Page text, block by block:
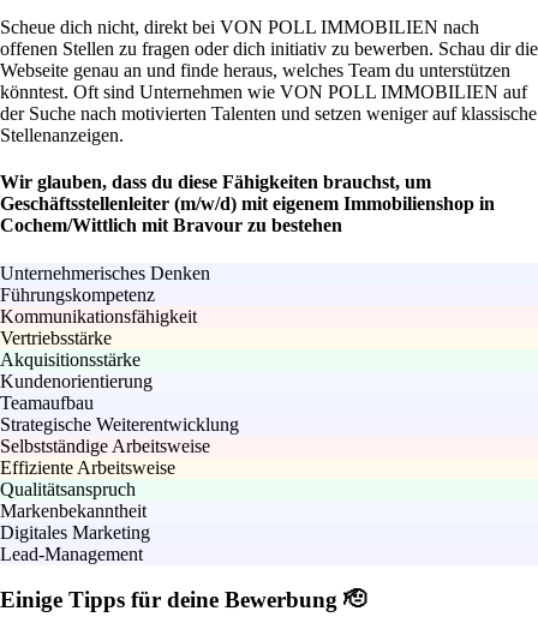
Scheue dich nicht, direkt bei VON POLL IMMOBILIEN nach
offenen Stellen zu fragen oder dich initiativ zu bewerben. Schau dir die
Webseite genau an und finde heraus, welches Team du unterstützen
könntest. Oft sind Unternehmen wie VON POLL IMMOBILIEN auf
der Suche nach motivierten Talenten und setzen weniger auf klassische
Stellenanzeigen.
Wir glauben, dass du diese Fähigkeiten brauchst, um
Geschäftsstellenleiter (m/w/d) mit eigenem Immobilienshop in
Cochem/Wittlich mit Bravour zu bestehen
Unternehmerisches Denken
Führungskompetenz
Kommunikationsfähigkeit
Vertriebsstärke
Akquisitionsstärke
Kundenorientierung
Teamaufbau
Strategische Weiterentwicklung
Selbstständige Arbeitsweise
Effiziente Arbeitsweise
Qualitätsanspruch
Markenbekanntheit
Digitales Marketing
Lead-Management
Einige Tipps für deine Bewerbung 🫡